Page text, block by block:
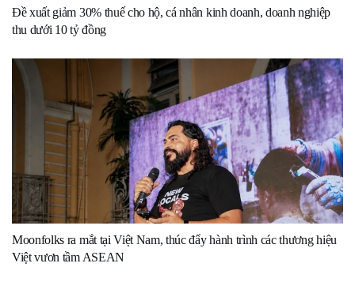
Đề xuất giảm 30% thuế cho hộ, cá nhân kinh doanh, doanh nghiệp
thu dưới 10 tỷ đồng
Moonfolks ra mắt tại Việt Nam, thúc đẩy hành trình các thương hiệu
Việt vươn tầm ASEAN